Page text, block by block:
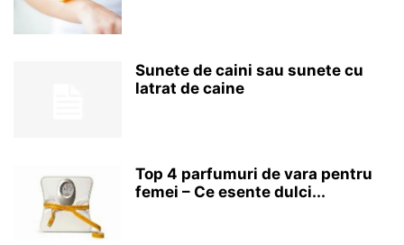
Sunete de caini sau sunete cu
latrat de caine
Top 4 parfumuri de vara pentru
femei – Ce esente dulci...